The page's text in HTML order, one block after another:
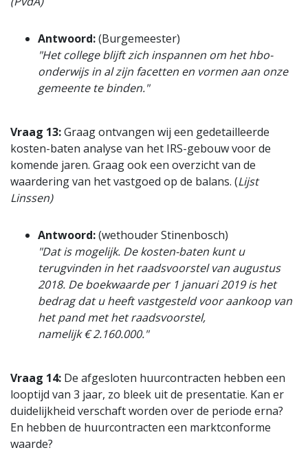
Antwoord:(Burgemeester)
"Het college blijft zich inspannen om het hbo-
onderwijs in al zijn facetten en vormen aan onze
gemeente te binden."
Vraag 13:Graag ontvangen wij een gedetailleerde
kosten-baten analyse van het IRS-gebouw voor de
komende jaren. Graag ook een overzicht van de
waardering van het vastgoed op de balans. (Lijst
Linssen)
Antwoord:(wethouder Stinenbosch)
"Dat is mogelijk. De kosten-baten kunt u
terugvinden in het raadsvoorstel van augustus
2018. De boekwaarde per 1 januari 2019 is het
bedrag dat u heeft vastgesteld voor aankoop van
het pand met het raadsvoorstel,
namelijk € 2.160.000."
Vraag 14: De afgesloten huurcontracten hebben een
looptijd van 3 jaar, zo bleek uit de presentatie. Kan er
duidelijkheid verschaft worden over de periode erna?
En hebben de huurcontracten een marktconforme
waarde?